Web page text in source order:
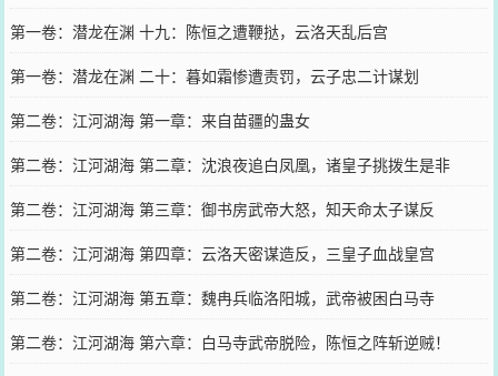
第一卷：潜龙在渊 十九：陈恒之遭鞭挞，云洛天乱后宫
第一卷：潜龙在渊 二十：暮如霜惨遭责罚，云子忠二计谋划
第二卷：江河湖海 第一章：来自苗疆的蛊女
第二卷：江河湖海 第二章：沈浪夜追白凤凰，诸皇子挑拨生是非
第二卷：江河湖海 第三章：御书房武帝大怒，知天命太子谋反
第二卷：江河湖海 第四章：云洛天密谋造反，三皇子血战皇宫
第二卷：江河湖海 第五章：魏冉兵临洛阳城，武帝被困白马寺
第二卷：江河湖海 第六章：白马寺武帝脱险，陈恒之阵斩逆贼！